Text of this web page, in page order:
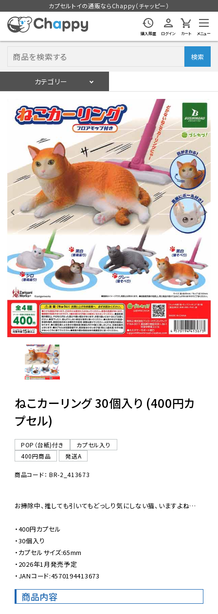
カプセルトイの通販ならChappy（チャッピー）
購入履歴 ログイン カート メニュー
検索
カテゴリー
ログイン 会員登録
入荷スケジュールをチェック
カプセルトイマシン本体
カプセルトイ
販促用空カプセル
レンタル
景品・玩具・文具
販促用カプセルトイ
よくあるご質問
06-6282-7659
ねこカーリング 30個入り (400円カ
プセル)
POP（台紙)付き
カプセル入り
400円商品
発送A
商品コード： BR-2_413673
お掃除中、推しても引いてもどっしり気にしない猫、いますよね…
・400円カプセル
・30個入り
・カプセルサイズ:65mm
・2026年1月発売予定
・JANコード:4570194413673
商品内容